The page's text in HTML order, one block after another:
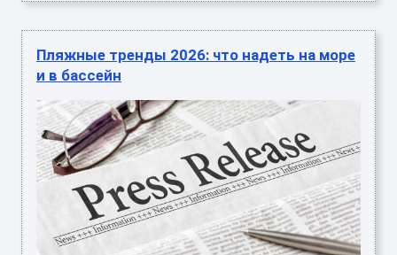
Пляжные тренды 2026: что надеть на море
и в бассейн